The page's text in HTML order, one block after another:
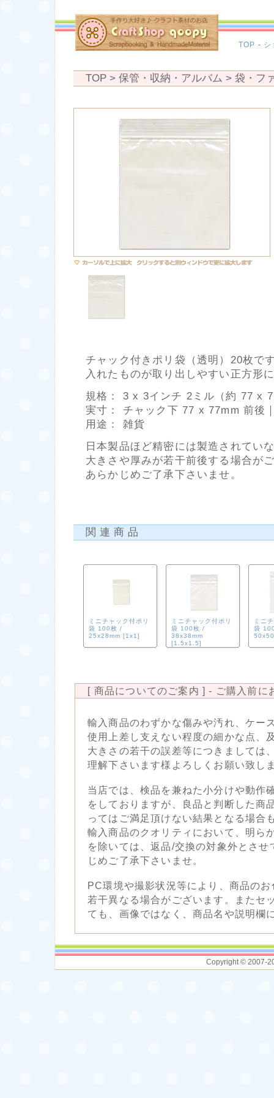
TOP - シ
TOP > 保管・収納・アルバム > 袋・フ
チャック付きポリ袋（透明）20枚で
入れたものが取り出しやすい正方形
規格： 3 x 3インチ 2ミル（約 77 x
実寸： チャック下 77 x 77mm 前後
用途： 雑貨
日本製品ほど精密には製造されてい
大きさや厚みが若干前後する場合が
あらかじめご了承下さいませ。
関連商品
ミニチャック付ポリ
袋 100枚 /
25x28mm [1x1]
ミニチャック付ポリ
袋 100枚 /
38x38mm
[1.5x1.5]
ミニ
袋
[ 商品についてのご案内 ] - ご購入前に
輸入商品のわずかな傷みや汚れ、ケー
使用上差し支えない程度の細かな点、
大きさの若干の誤差等につきましては
理解下さいます様よろしくお願い致し
当店では、検品を兼ねた小分けや動作
をしておりますが、良品と判断した商
ってはご満足頂けない結果となる場合
輸入商品のクオリティにおいて、明ら
を除いては、返品/交換の対象外とさ
じめご了承下さいませ。
PC環境や撮影状況等により、商品の
若干異なる場合がございます。またセ
ても、画像ではなく、商品名や説明欄
Copyright © 2007-